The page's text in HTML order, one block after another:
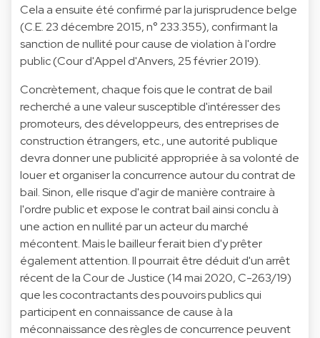
Cela a ensuite été confirmé par la jurisprudence belge
(C.E. 23 décembre 2015, n° 233.355), confirmant la
sanction de nullité pour cause de violation à l'ordre
public (Cour d'Appel d'Anvers, 25 février 2019).
Concrètement, chaque fois que le contrat de bail
recherché a une valeur susceptible d'intéresser des
promoteurs, des développeurs, des entreprises de
construction étrangers, etc., une autorité publique
devra donner une publicité appropriée à sa volonté de
louer et organiser la concurrence autour du contrat de
bail. Sinon, elle risque d'agir de manière contraire à
l'ordre public et expose le contrat bail ainsi conclu à
une action en nullité par un acteur du marché
mécontent. Mais le bailleur ferait bien d'y prêter
également attention. Il pourrait être déduit d'un arrêt
récent de la Cour de Justice (14 mai 2020, C-263/19)
que les cocontractants des pouvoirs publics qui
participent en connaissance de cause à la
méconnaissance des règles de concurrence peuvent